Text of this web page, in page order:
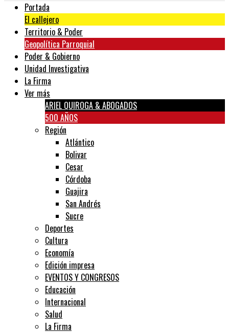
Portada
El callejero
Territorio & Poder
Geopolítica Parroquial
Poder & Gobierno
Unidad Investigativa
La Firma
Ver más
ARIEL QUIROGA & ABOGADOS
500 AÑOS
Región
Atlántico
Bolivar
Cesar
Córdoba
Guajira
San Andrés
Sucre
Deportes
Cultura
Economía
Edición impresa
EVENTOS Y CONGRESOS
Educación
Internacional
Salud
La Firma